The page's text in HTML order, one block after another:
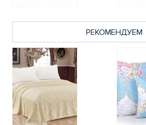
РЕКОМЕНДУЕМ